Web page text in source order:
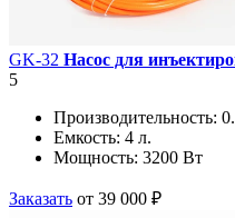
GK-32 Насос для
5
Производительность:
Емкость: 4 л.
Мощность: 3200 Вт
Заказать от 39 000 ₽